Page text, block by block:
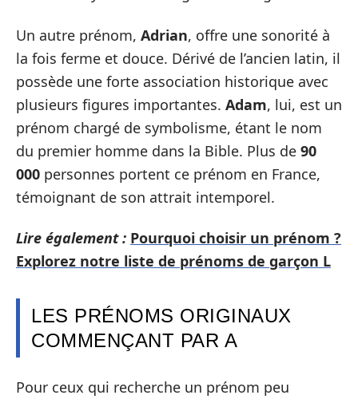
Un autre prénom, Adrian, offre une sonorité à
la fois ferme et douce. Dérivé de l’ancien latin, il
possède une forte association historique avec
plusieurs figures importantes. Adam, lui, est un
prénom chargé de symbolisme, étant le nom
du premier homme dans la Bible. Plus de 90
000 personnes portent ce prénom en France,
témoignant de son attrait intemporel.
Lire également : Pourquoi choisir un prénom ?
Explorez notre liste de prénoms de garçon L
LES PRÉNOMS ORIGINAUX
COMMENÇANT PAR A
Pour ceux qui recherche un prénom peu